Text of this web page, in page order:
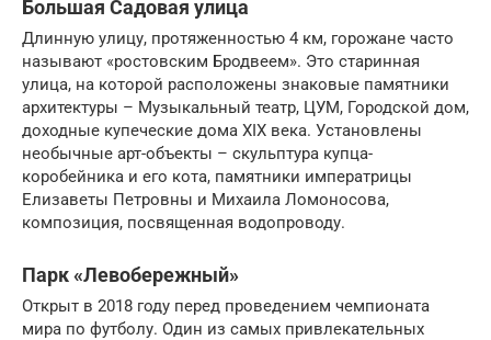
Большая Садовая улица
Длинную улицу, протяженностью 4 км, горожане часто
называют «ростовским Бродвеем». Это старинная
улица, на которой расположены знаковые памятники
архитектуры – Музыкальный театр, ЦУМ, Городской дом,
доходные купеческие дома XIX века. Установлены
необычные арт-объекты – скульптура купца-
коробейника и его кота, памятники императрицы
Елизаветы Петровны и Михаила Ломоносова,
композиция, посвященная водопроводу.
Парк «Левобережный»
Открыт в 2018 году перед проведением чемпионата
мира по футболу. Один из самых привлекательных